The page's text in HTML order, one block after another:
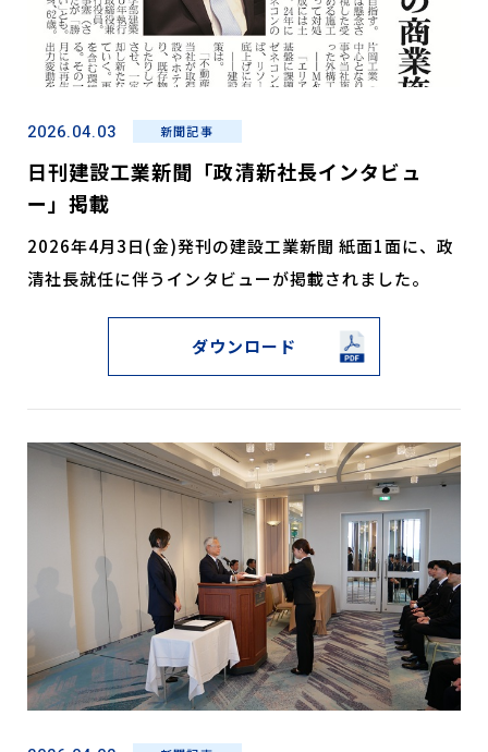
2026.04.03 新聞記事
日刊建設工業新聞「政清新社長インタビュ
ー」掲載
2026年4月3日(金)発刊の建設工業新聞 紙面1面に、政
清社長就任に伴うインタビューが掲載されました。
ダウンロード